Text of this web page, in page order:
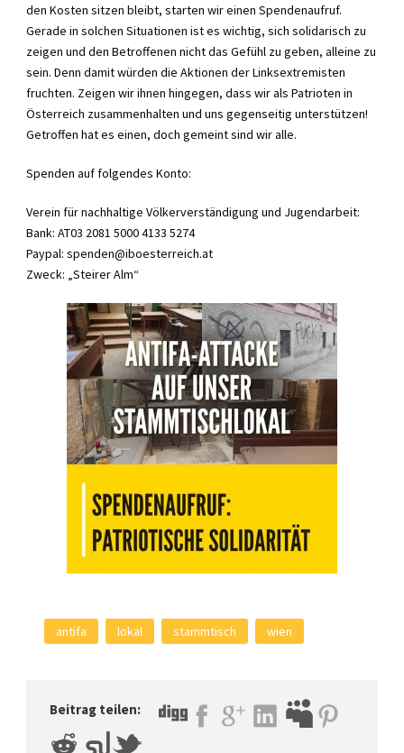
den Kosten sitzen bleibt, starten wir einen Spendenaufruf.
Gerade in solchen Situationen ist es wichtig, sich solidarisch zu
zeigen und den Betroffenen nicht das Gefühl zu geben, alleine zu
sein. Denn damit würden die Aktionen der Linksextremisten
fruchten. Zeigen wir ihnen hingegen, dass wir als Patrioten in
Österreich zusammenhalten und uns gegenseitig unterstützen!
Getroffen hat es einen, doch gemeint sind wir alle.
Spenden auf folgendes Konto:
Verein für nachhaltige Völkerverständigung und Jugendarbeit:
Bank: AT03 2081 5000 4133 5274
Paypal: spenden@iboesterreich.at
Zweck: „Steirer Alm“
antifa lokal stammtisch wien
Beitrag teilen: